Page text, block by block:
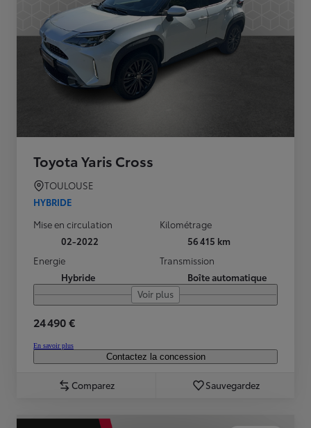
Toyota Yaris Cross
TOULOUSE
HYBRIDE
Mise en circulation
02-2022
Kilométrage
56 415 km
Energie
Hybride
Transmission
Boîte automatique
Voir plus
24 490 €
En savoir plus
Contactez la concession
Comparez Sauvegardez